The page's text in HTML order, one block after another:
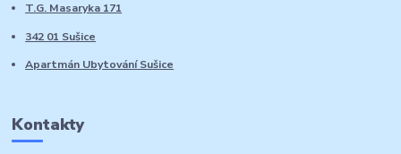
T.G. Masaryka 171
342 01 Sušice
Apartmán Ubytování Sušice
Kontakty